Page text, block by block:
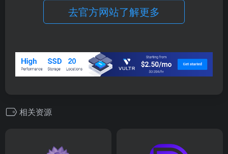
去官方网站了解更多
相关资源